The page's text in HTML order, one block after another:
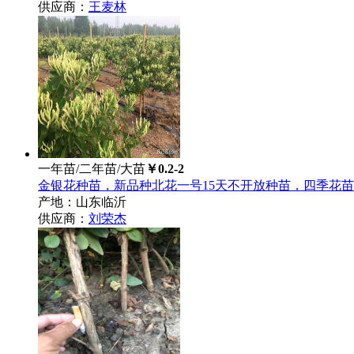
供应商： 王麦林
一年苗/二年苗/大苗￥0.2-2
金银花种苗，新品种北花一号15天不开放种苗，四季花
产地：山东临沂
供应商： 刘荣杰